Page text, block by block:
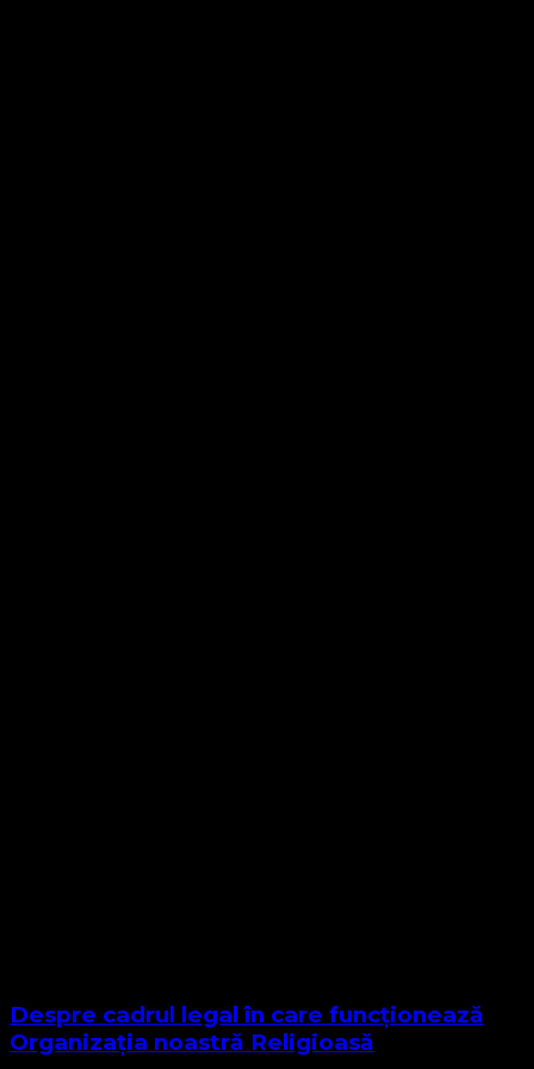
Despre cadrul legal în care funcționează
Organizația noastră Religioasă